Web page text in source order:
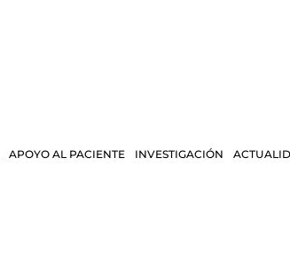
APOYO AL PACIENTE INVESTIGACIÓN